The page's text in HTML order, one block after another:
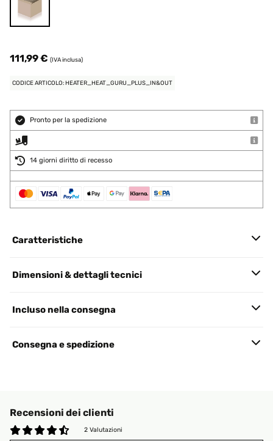
111,99 € (IVA inclusa)
CODICE ARTICOLO: HEATER_HEAT_GURU_PLUS_IN&OUT
Pronto per la spedizione
14 giorni diritto di recesso
Caratteristiche
Dimensioni & dettagli tecnici
Incluso nella consegna
Consegna e spedizione
Recensioni dei clienti
2 Valutazioni